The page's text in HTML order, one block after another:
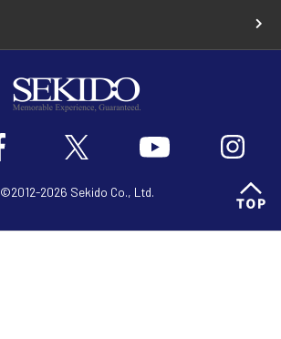
©2012-2026 Sekido Co., Ltd.